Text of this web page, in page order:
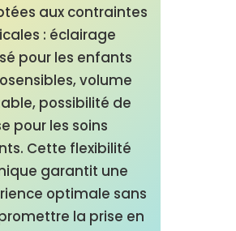
aux contraintes
: éclairage
pour les enfants
volume
possibilité de
pour les soins
Cette flexibilité
garantit une
optimale sans
la prise en